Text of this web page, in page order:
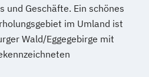
und Geschäfte. Ein schönes
im Umland ist
Wald/Eggegebirge mit